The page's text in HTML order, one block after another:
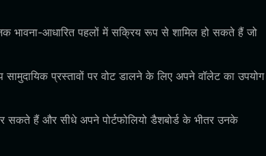
भावना-आधारित पहलों में सक्रिय रूप से शामिल हो सकते हैं जो
प्रस्तावों पर वोट डालने के लिए अपने वॉलेट का उपयोग
हैं और सीधे अपने पोर्टफोलियो डैशबोर्ड के भीतर उनके